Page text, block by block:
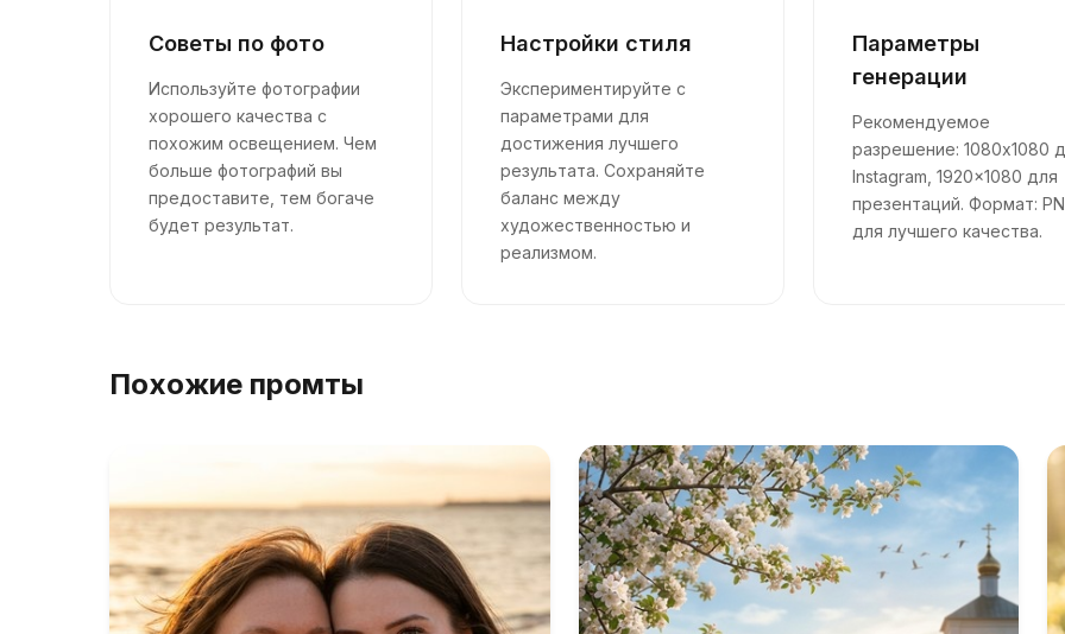
Советы по фото
Используйте фотографии
хорошего качества с
похожим освещением. Чем
больше фотографий вы
предоставите, тем богаче
будет результат.
Настройки стиля
Экспериментируйте с
параметрами для
достижения лучшего
результата. Сохраняйте
баланс между
художественностью и
реализмом.
Параметры
генерации
Рекомендуемое
разрешение: 1080x1080
Instagram, 1920x1080 для
презентаций. Формат:
для лучшего качества.
Похожие промты